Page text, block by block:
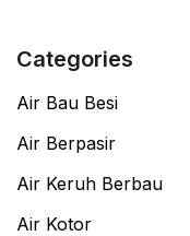
Categories
Air Bau Besi
Air Berpasir
Air Keruh Berbau
Air Kotor